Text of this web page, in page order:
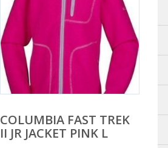
COLUMBIA FAST TREK
II JR JACKET PINK L